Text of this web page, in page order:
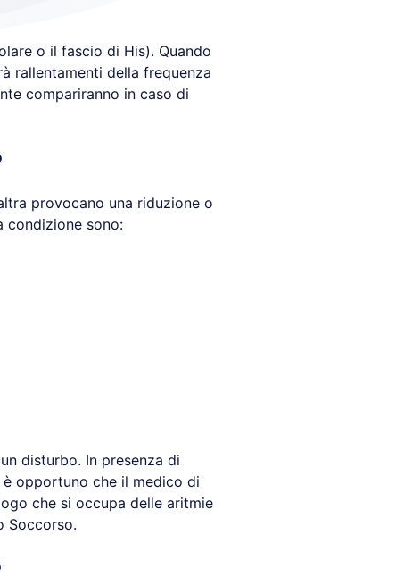
o il fascio di His). Quando
rallentamenti della frequenza
compariranno in caso di
provocano una riduzione o
condizione sono:
disturbo. In presenza di
è opportuno che il medico di
che si occupa delle aritmie
Soccorso.